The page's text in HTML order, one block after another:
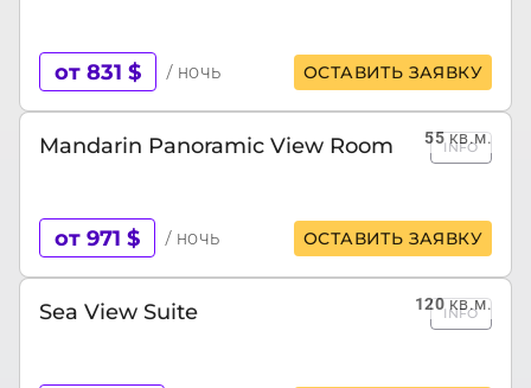
от 831 $ / ночь ОСТАВИТЬ ЗАЯВКУ
55кв.м.
Mandarin Panoramic View Room INFO
от 971 $ / ночь ОСТАВИТЬ ЗАЯВКУ
120кв.м.
Sea View Suite INFO